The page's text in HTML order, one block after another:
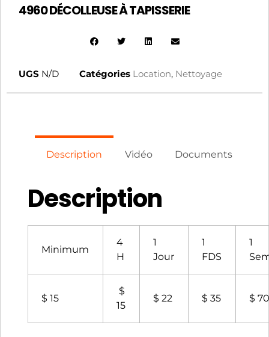
4960 DÉCOLLEUSE À TAPISSERIE
UGS N/D Catégories Location, Nettoyage
Description Vidéo Documents
Description
Minimum
4
H
1
Jour
1
FDS
1
$ 15
$
15
$ 22 $ 35 $